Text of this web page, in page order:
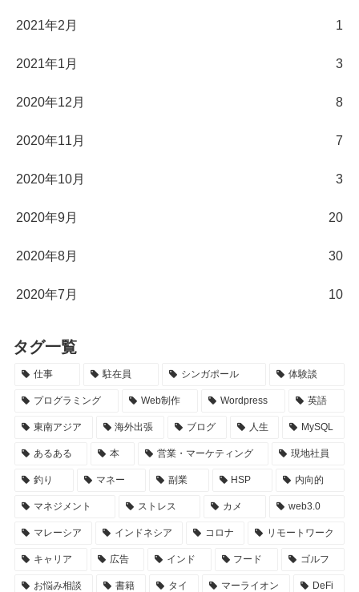
2021年2月 1
2021年1月 3
2020年12月 8
2020年11月 7
2020年10月 3
2020年9月 20
2020年8月 30
2020年7月 10
タグ一覧
仕事 駐在員 シンガポール 体験談
プログラミング Web制作 Wordpress 英語
東南アジア 海外出張 ブログ 人生 MySQL
あるある 本 営業・マーケティング 現地社員
釣り マネー 副業 HSP 内向的
マネジメント ストレス カメ web3.0
マレーシア インドネシア コロナ リモートワーク
キャリア 広告 インド フード ゴルフ
お悩み相談 書籍 タイ マーライオン DeFi